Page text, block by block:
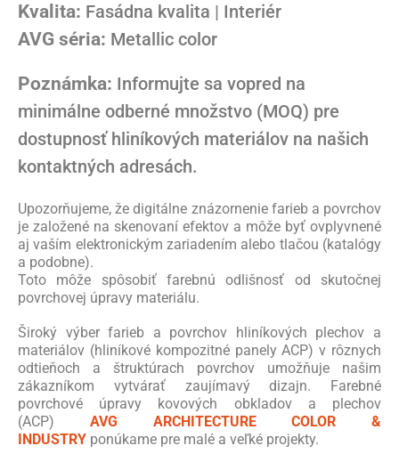
Kvalita: Fasádna kvalita | Interiér
AVG séria: Metallic color
Poznámka: Informujte sa vopred na
minimálne odberné množstvo (MOQ) pre
dostupnosť hliníkových materiálov na našich
kontaktných adresách.
Upozorňujeme, že digitálne znázornenie farieb a povrchov
je založené na skenovaní efektov a môže byť ovplyvnené
aj vaším elektronickým zariadením alebo tlačou (katalógy
a podobne).
Toto môže spôsobiť farebnú odlišnosť od skutočnej
povrchovej úpravy materiálu.
Široký výber farieb a povrchov hliníkových plechov a
materiálov (hliníkové kompozitné panely ACP) v rôznych
odtieňoch a štruktúrach povrchov umožňuje našim
zákazníkom vytvárať zaujímavý dizajn. Farebné
povrchové úpravy kovových obkladov a plechov
(ACP) AVG ARCHITECTURE COLOR &
INDUSTRY ponúkame pre malé a veľké projekty.